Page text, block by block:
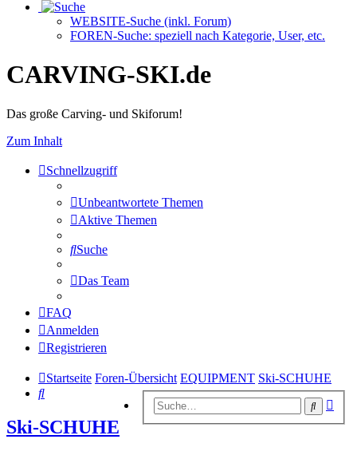
WEBSITE-Suche (inkl. Forum)
FOREN-Suche: speziell nach Kategorie, User, etc.
CARVING-SKI.de
Das große Carving- und Skiforum!
Zum Inhalt
Schnellzugriff
Unbeantwortete Themen
Aktive Themen
Suche
Das Team
FAQ
Anmelden
Registrieren
Startseite Foren-Übersicht EQUIPMENT Ski-SCHUHE
Suche
Suche
Ski-SCHUHE